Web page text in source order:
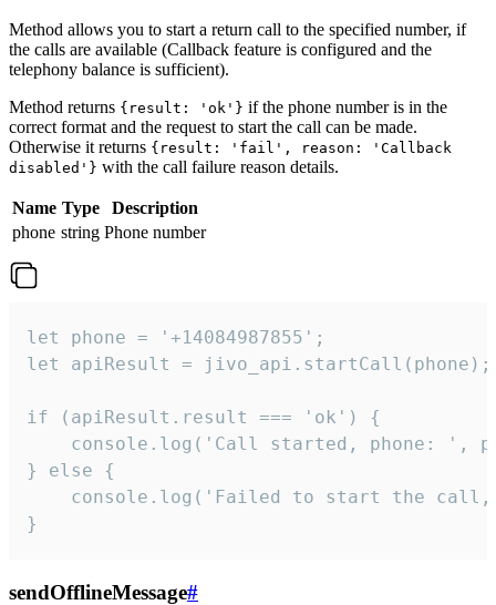
Method allows you to start a return call to the specified number, if
the calls are available (Callback feature is configured and the
telephony balance is sufficient).
Method returns {result: 'ok'} if the phone number is in the
correct format and the request to start the call can be made.
Otherwise it returns {result: 'fail', reason: 'Callback
disabled'} with the call failure reason details.
Name Type
Description
phone string Phone number
let phone = '+14084987855';
let apiResult = jivo_api.startCall(phone);
if (apiResult.result === 'ok') {
console.log('Call started, phone: ',
} else {
console.log('Failed to start the
}
sendOfflineMessage#